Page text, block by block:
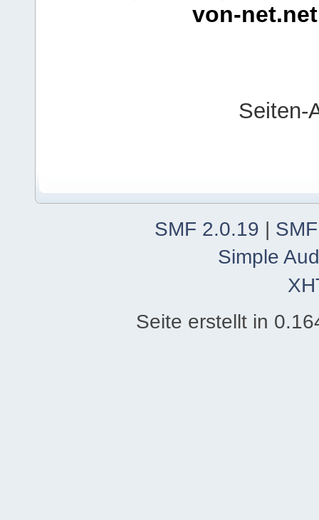
von-net.net
Seiten-
SMF 2.0.19
Simple
Seite erstellt in